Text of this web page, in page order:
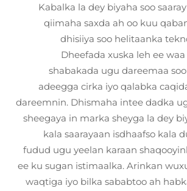
Kabalka la dey biyaha soo
qiimaha saxda ah oo kuu
dhisiiya soo helitaanka
Dheefada xuska leh ee
shabakada ugu dareemaa
adeegga cirka iyo qalabka
dareemnin. Dhismaha intee dadka
sheegaya in marka sheyga la dey
kala saarayaan isdhaafso kala
fudud ugu yeelan karaan
ee ku sugan istimaalka. Arinkan
waqtiga iyo bilka sababtoo ah